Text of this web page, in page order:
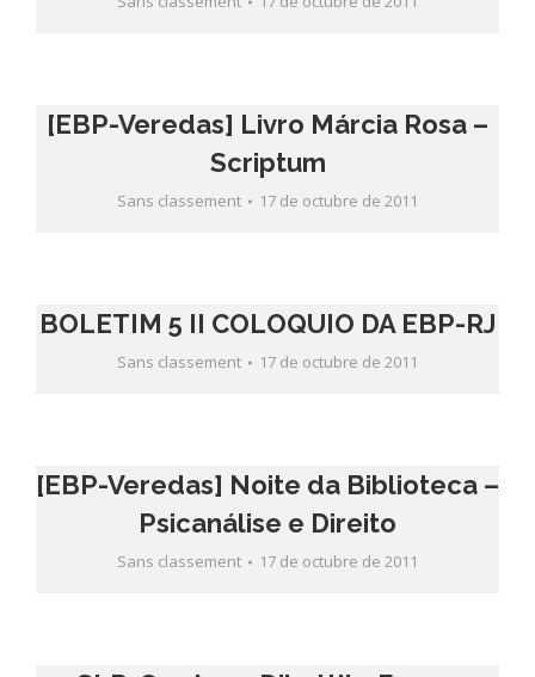
[EBP-Veredas] Livro Márcia Rosa –
Scriptum
Sans classement 17 de octubre de 2011
BOLETIM 5 II COLOQUIO DA EBP-RJ
Sans classement 17 de octubre de 2011
[EBP-Veredas] Noite da Biblioteca –
Psicanálise e Direito
Sans classement 17 de octubre de 2011